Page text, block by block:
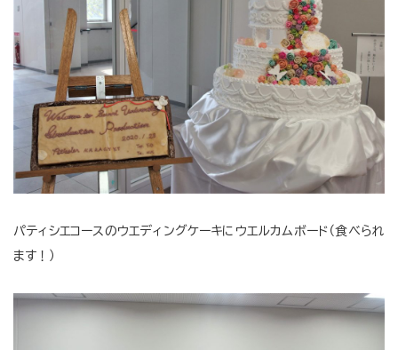
パティシエコースのウエディングケーキにウエルカムボード（食べられ
ます！）